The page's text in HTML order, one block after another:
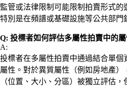
監管或法律限制可能限制拍賣形式的
特別是在頻譜或基礎設施等公共部門
Q: 投標者如何評估多屬性拍賣中的屬
A:
投標者在多屬性拍賣中通過結合單
屬性。對於異質屬性（例如房地產）
（位置、大小、分區）被獨立評估